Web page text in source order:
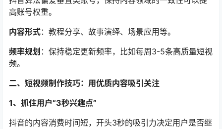
高账号权重。
内容形式：教程分享、故事演绎、场景应用等。
频率规划 ：保持稳定更新频率，比如每周3-5条高质量短视
频。
二、短视频制作技巧：用优质内容吸引关注
1、抓住用户“3秒兴趣点”
抖音的内容消费时间短，开头3秒的吸引力决定用户是否继